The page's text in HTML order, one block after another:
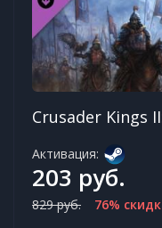
Crusader Kings
Активация:
203 руб.
829 руб. 76%